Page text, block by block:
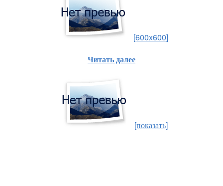
[600x600]
Читать далее
[показать]